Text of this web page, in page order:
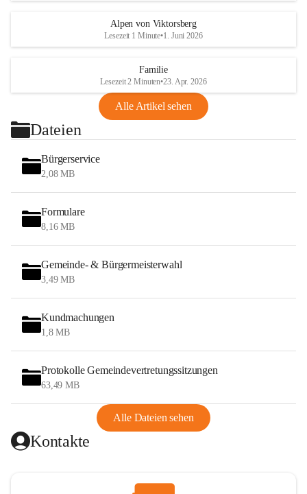
Alpen von Viktorsberg
Lesezeit 1 Minute•1. Juni 2026
Familie
Lesezeit 2 Minuten•23. Apr. 2026
Alle Artikel sehen
Dateien
Bürgerservice
2,08 MB
Formulare
8,16 MB
Gemeinde- & Bürgermeisterwahl
3,49 MB
Kundmachungen
1,8 MB
Protokolle Gemeindevertretungssitzungen
63,49 MB
Alle Dateien sehen
Kontakte